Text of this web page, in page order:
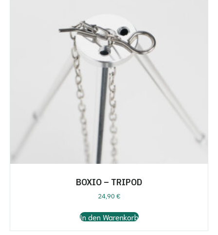
BOXIO – TRIPOD
24,90 €
In den Warenkorb